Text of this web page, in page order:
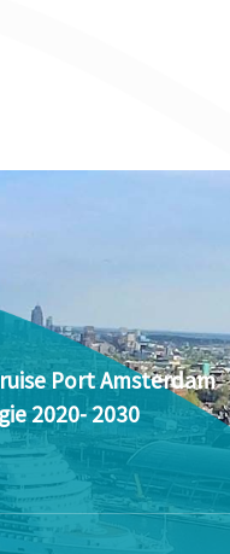
Port Amsterdam
2020- 2030